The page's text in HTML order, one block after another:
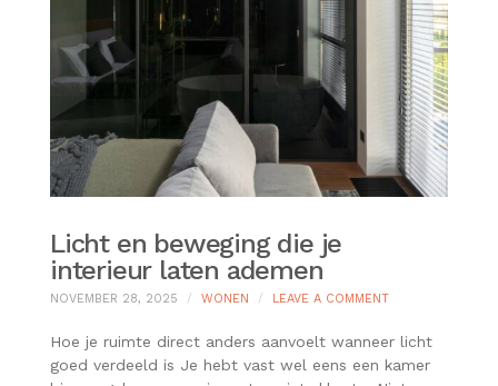
Licht en beweging die je
interieur laten ademen
NOVEMBER 28, 2025 WONEN LEAVE A COMMENTON
EN
DIE
Hoe je ruimte direct anders aanvoelt wanneer licht
goed verdeeld is Je hebt vast wel eens een kamer